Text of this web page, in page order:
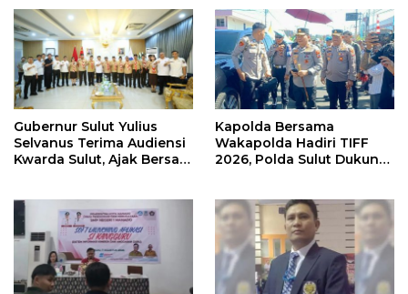
Gubernur Sulut Yulius
Selvanus Terima Audiensi
Kwarda Sulut, Ajak Bersatu
Kapolda Bersama
Wakapolda Hadiri TIFF
2026, Polda Sulut Dukung